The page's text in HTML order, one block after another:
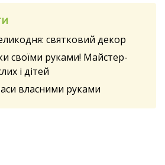
святковий декор
своїми руками! Майстер-
і дітей
власними руками